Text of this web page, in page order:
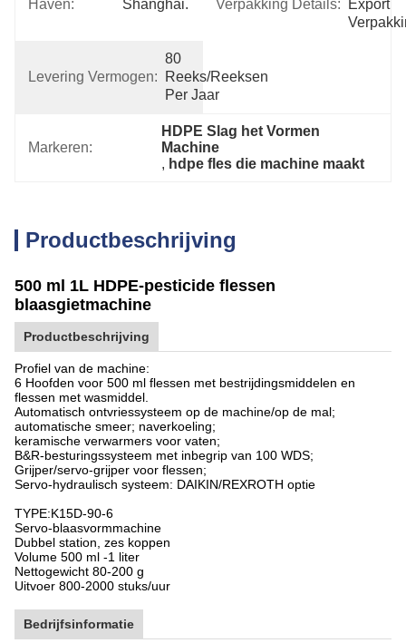
Haven: Shanghai. Verpakking Details:
Export
Levering Vermogen:
80
Reeks/Reeksen
Per Jaar
Markeren:
HDPE Slag het Vormen
Machine
, hdpe fles die machine maakt
Productbeschrijving
500 ml 1L HDPE-pesticide flessen
blaasgietmachine
Productbeschrijving
Profiel van de machine:
6 Hoofden voor 500 ml flessen met bestrijdingsmiddelen en
flessen met wasmiddel.
Automatisch ontvriessysteem op de machine/op de mal;
automatische smeer; naverkoeling;
keramische verwarmers voor vaten;
B&R-besturingssysteem met inbegrip van 100 WDS;
Grijper/servo-grijper voor flessen;
Servo-hydraulisch systeem: DAIKIN/REXROTH optie
TYPE:K15D-90-6
Servo-blaasvormmachine
Dubbel station, zes koppen
Volume 500 ml -1 liter
Nettogewicht 80-200 g
Uitvoer 800-2000 stuks/uur
Bedrijfsinformatie